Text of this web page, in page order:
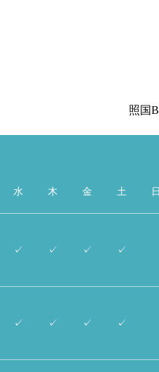
照国
水 木 金 土 日
✓ ✓ ✓ ✓
✓ ✓ ✓ ✓